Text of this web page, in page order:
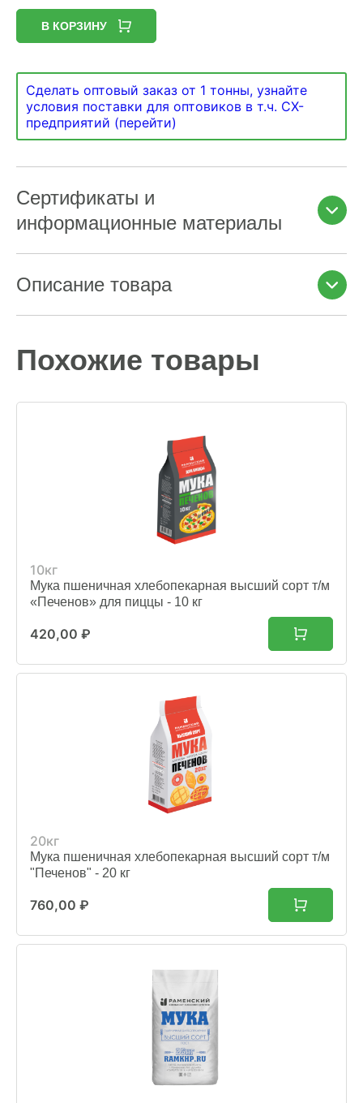
В КОРЗИНУ
Сделать оптовый заказ от 1 тонны, узнайте
условия поставки для оптовиков в т.ч. СХ-
предприятий (перейти)
Сертификаты и
информационные материалы
Описание товара
Похожие товары
10кг
Мука пшеничная хлебопекарная высший сорт т/м
«Печенов» для пиццы - 10 кг
420,00 ₽
20кг
Мука пшеничная хлебопекарная высший сорт т/м
"Печенов" - 20 кг
760,00 ₽